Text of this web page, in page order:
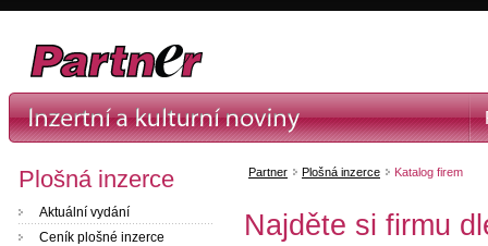
Plošná inzerce
Aktuální vydání
Ceník plošné inzerce
Partner Plošná inzerce Katalog firem
Najděte si firmu